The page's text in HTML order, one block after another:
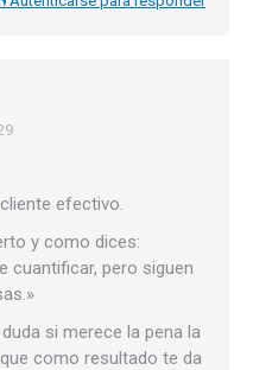
efectivo.
y como dices:
cuantificar, pero siguen
si merece la pena la
como resultado te da